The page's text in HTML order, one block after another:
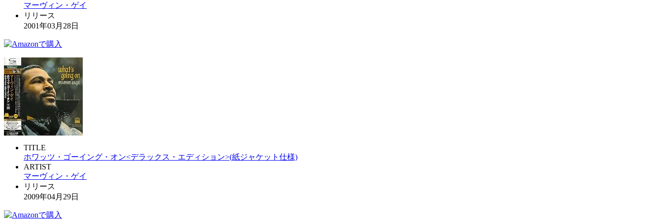
マーヴィン・ゲイ
リリース
2001年03月28日
TITLE
ホワッツ・ゴーイング・オン<デラックス・エディション>(紙ジャケット仕様)
ARTIST
マーヴィン・ゲイ
リリース
2009年04月29日